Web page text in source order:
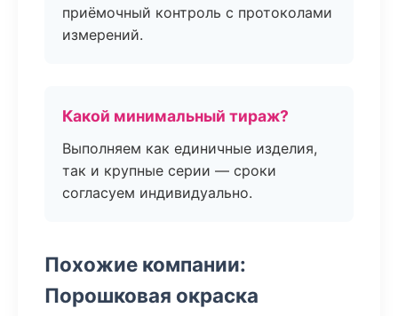
приёмочный контроль с протоколами
измерений.
Какой минимальный тираж?
Выполняем как единичные изделия,
так и крупные серии — сроки
согласуем индивидуально.
Похожие компании:
Порошковая окраска